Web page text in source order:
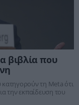
βιβλία που
κατηγορούν τη Meta ότι
την εκπαίδευση του